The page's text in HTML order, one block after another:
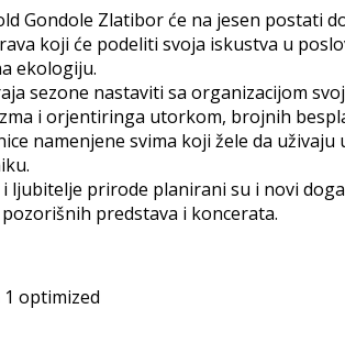
Gondole Zlatibor će na jesen postati
koji će podeliti svoja iskustva u
ekologiju.
sezone nastaviti sa organizacijom
i orjentiringa utorkom, brojnih
namenjene svima koji žele da
i ljubitelje prirode planirani su i novi
predstava i koncerata.